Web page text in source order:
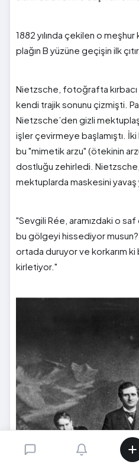
1882 yılında çekilen o
plağın B yüzüne geçişin ilk
Nietzsche, fotoğrafta kırbacı
kendi trajik sonunu çizmişti.
Nietzsche’den gizli
işler çevirmeye başlamıştı.
bu "mimetik arzu" (ötekinin
dostluğu zehirledi. Nietzsche,
mektuplarda maskesini yavaş
"Sevgili Rée, aramızdaki o
bu gölgeyi hissediyor musun?
ortada duruyor ve korkarım ki
kirletiyor."